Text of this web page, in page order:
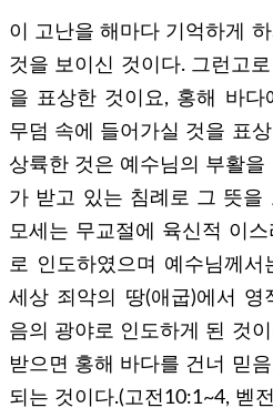
이 고난을 해마다 기억하게
것을 보이신 것이다. 그런고
을 표상한 것이요, 홍해 바다
무덤 속에 들어가실 것을 표
상륙한 것은 예수님의 부활을
가 받고 있는 침례로 그 뜻을
모세는 무교절에 육신적 이
로 인도하였으며 예수님께서
세상 죄악의 땅(애굽)에서 영
음의 광야로 인도하게 된 것
받으면 홍해 바다를 건너 믿
되는 것이다.(고전10:1~4, 벧